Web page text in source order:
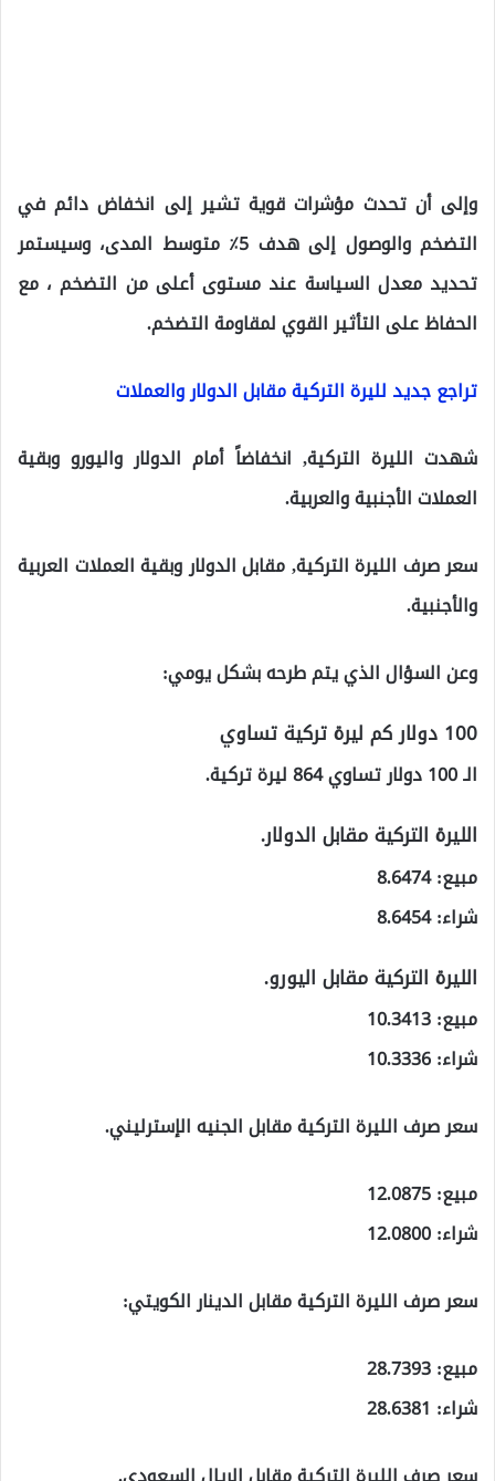
وإلى أن تحدث مؤشرات قوية تشير إلى انخفاض دائم في
التضخم والوصول إلى هدف 5٪ متوسط ​​المدى، وسيستمر
تحديد معدل السياسة عند مستوى أعلى من التضخم ، مع
الحفاظ على التأثير القوي لمقاومة التضخم.
تراجع جديد لليرة التركية مقابل الدولار والعملات
شهدت الليرة التركية, انخفاضاً أمام الدولار واليورو وبقية
العملات الأجنبية والعربية.
سعر صرف الليرة التركية, مقابل الدولار وبقية العملات العربية
والأجنبية.
وعن السؤال الذي يتم طرحه بشكل يومي:
100 دولار كم ليرة تركية تساوي
الـ 100 دولار تساوي 864 ليرة تركية.
الليرة التركية مقابل الدولار.
مبيع: 8.6474
شراء: 8.6454
الليرة التركية مقابل اليورو.
مبيع: 10.3413
شراء: 10.3336
سعر صرف الليرة التركية مقابل الجنيه الإسترليني.
مبيع: 12.0875
شراء: 12.0800
سعر صرف الليرة التركية مقابل الدينار الكويتي:
مبيع: 28.7393
شراء: 28.6381